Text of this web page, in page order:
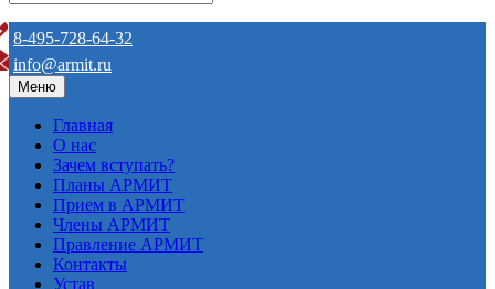
8-495-728-64-32
info@armit.ru
Меню
Главная
О нас
Зачем вступать?
Планы АРМИТ
Прием в АРМИТ
Члены АРМИТ
Правление АРМИТ
Контакты
Устав